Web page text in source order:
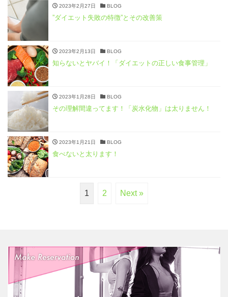
2023年2月27日 BLOG
”ダイエット失敗の特徴”とその改善策
2023年2月13日 BLOG
知らないとヤバイ！「ダイエットの正しい食事管理」
2023年1月28日 BLOG
その理解間違ってます！「炭水化物」は太りません！
2023年1月21日 BLOG
食べないと太ります！
1 2 Next »